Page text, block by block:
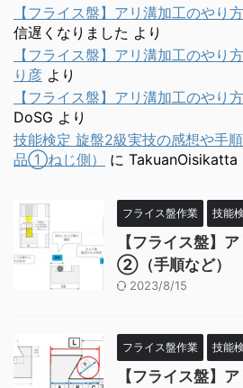
【フライス盤】アリ溝加工のやり
信遅くなりました より
【フライス盤】アリ溝加工のやり
り彦 より
【フライス盤】アリ溝加工のやり
DoSG より
技能検定 旋盤2級実技の感想や手
品①ねじ側）
に TakuanOisikatta
フライス盤作業 技能
【フライス盤】
②（手順など）
2023/8/15
フライス盤作業 技能
【フライス盤】